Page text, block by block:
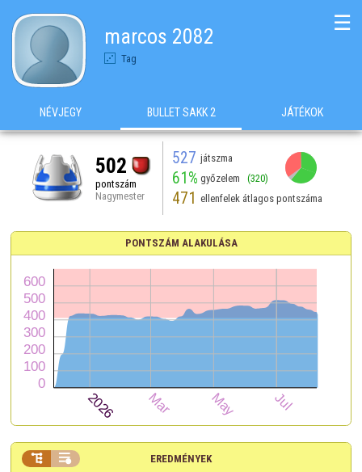
marcos 2082
Tag
☰
NÉVJEGY BULLET SAKK 2 JÁTÉKOK
502
pontszám
Nagymester
527 játszma
61% győzelem (320)
471 ellenfelek átlagos pontszáma
PONTSZÁM ALAKULÁSA
EREDMÉNYEK
 